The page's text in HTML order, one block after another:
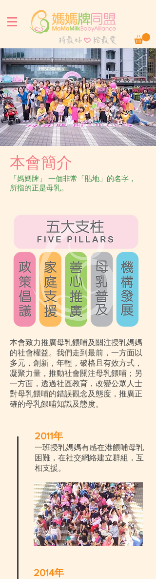
本會簡介
「媽媽牌」 一個非常「貼地」的名字，
所指的正是母乳。
本會致力推廣母乳餵哺及關注授乳媽媽
的社會權益。我們走到最前，一方面以
多元，創新，年輕，破格且有效方式，
凝聚力量，推動社會關注母乳餵哺；另
一方面，透過社區教育，改變公眾人士
對母乳餵哺的錯誤觀念及態度，推廣正
確的母乳餵哺知識及態度。
2011年
一班授乳媽媽有感在港餵哺母乳
困難，在社交網絡建立群組，互
相支援。
2014年